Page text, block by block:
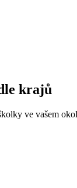
krajů
ve vašem